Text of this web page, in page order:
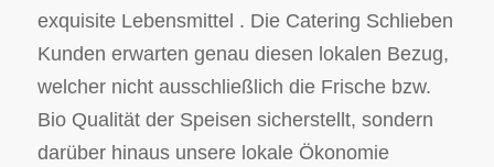
exquisite Lebensmittel . Die Catering Schlieben
Kunden erwarten genau diesen lokalen Bezug,
welcher nicht ausschließlich die Frische bzw.
Bio Qualität der Speisen sicherstellt, sondern
darüber hinaus unsere lokale Ökonomie